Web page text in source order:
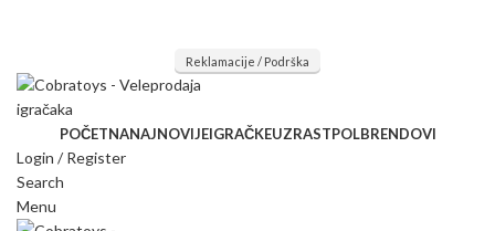
Reklamacije / Podrška
POČETNANAJNOVIJEIGRAČKEUZRASTPOLBRENDOVI
Login / Register
Search
Menu